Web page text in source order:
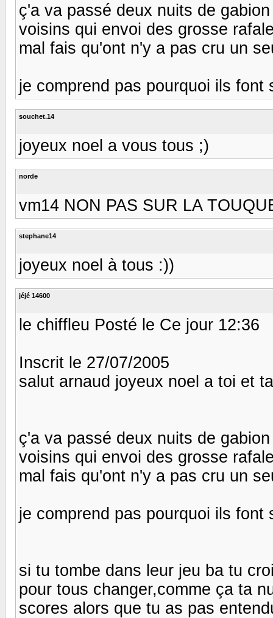
ç'a va passé deux nuits de
voisins qui envoi des grosse
mal fais qu'ont n'y a pas cru un
je comprend pas pourquoi ils font
souchet.14
joyeux noel a vous tous ;)
norde
vm14 NON PAS SUR LA
stephane14
joyeux noel à tous :))
jéjé 14600
le chiffleu Posté le Ce jour 12:36
Inscrit le 27/07/2005
salut arnaud joyeux noel a toi et
ç'a va passé deux nuits de
voisins qui envoi des grosse
mal fais qu'ont n'y a pas cru un
je comprend pas pourquoi ils font
si tu tombe dans leur jeu ba tu
pour tous changer,comme ça ta
scores alors que tu as pas